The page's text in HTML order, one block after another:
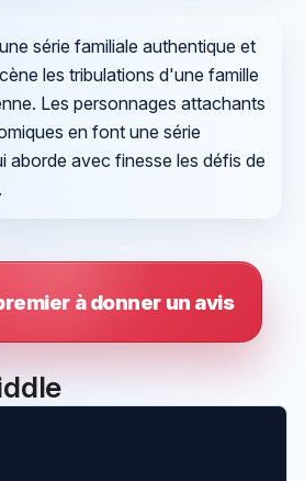
série familiale authentique et
les tribulations d'une famille
Les personnages attachants
en font une série
aborde avec finesse les défis de
à donner un avis